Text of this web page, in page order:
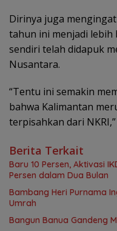
Dirinya juga
tahun ini menjadi lebih
sendiri telah didapuk
Nusantara.
“Tentu ini semakin
bahwa Kalimantan
terpisahkan dari
Berita Terkait
Baru 10 Persen, Aktivasi
Persen dalam Dua Bulan
Bambang Heri Purnama
Umrah
Bangun Banua Gandeng